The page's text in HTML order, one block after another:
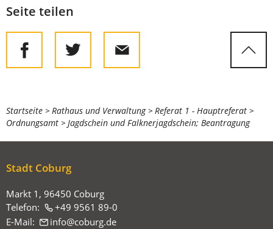
Seite teilen
Sie
befinden
hier:
Startseite Rathaus und Verwaltung
Referat 1 - Hauptreferat
Ordnungsamt
Jagdschein und Falknerjagdschein; Beantragung
Stadt Coburg
Markt 1, 96450 Coburg
Telefon:
+49 9561 89-0
E-Mail:
info coburg de